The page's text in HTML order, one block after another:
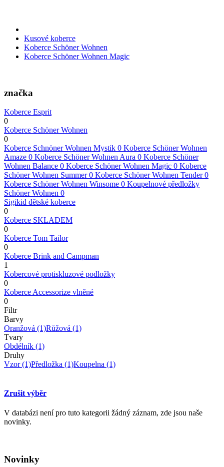
Kusové koberce
Koberce Schöner Wohnen
Koberce Schöner Wohnen Magic
značka
Koberce Esprit
0
Koberce Schöner Wohnen
0
Koberce Schnöner Wohnen Mystik 0 Koberce Schöner Wohnen
Amaze 0 Koberce Schöner Wohnen Aura 0 Koberce Schöner
Wohnen Balance 0 Koberce Schöner Wohnen Magic 0 Koberce
Schöner Wohnen Summer0 Koberce Schöner Wohnen Tender0
Koberce Schöner Wohnen Winsome 0 Koupelnové předložky
Schöner Wohnen 0
Sigikid dětské koberce
0
Koberce SKLADEM
0
Koberce Tom Tailor
0
Koberce Brink and Campman
1
Kobercové protiskluzové podložky
0
Koberce Accessorize vlněné
0
Filtr
Barvy
Oranžová (1)Růžová (1)
Tvary
Obdélník (1)
Druhy
Vzor(1)Předložka (1)Koupelna (1)
Zrušit výběr
V databázi není pro tuto kategorii žádný záznam, zde jsou naše
novinky.
Novinky